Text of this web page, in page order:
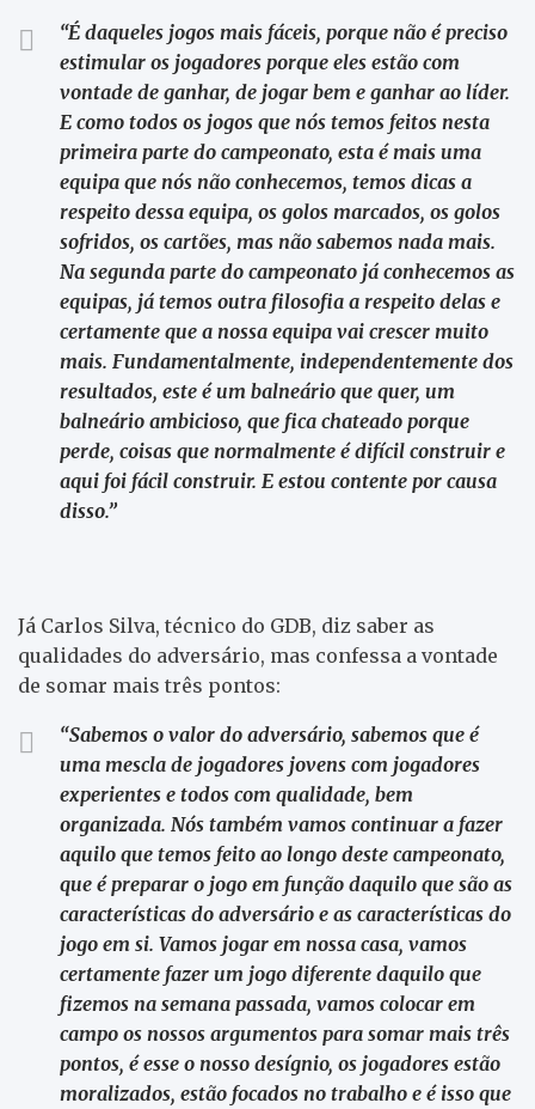
“É daqueles jogos mais fáceis, porque não é preciso
estimular os jogadores porque eles estão com
vontade de ganhar, de jogar bem e ganhar ao líder.
E como todos os jogos que nós temos feitos nesta
primeira parte do campeonato, esta é mais uma
equipa que nós não conhecemos, temos dicas a
respeito dessa equipa, os golos marcados, os golos
sofridos, os cartões, mas não sabemos nada mais.
Na segunda parte do campeonato já conhecemos as
equipas, já temos outra filosofia a respeito delas e
certamente que a nossa equipa vai crescer muito
mais. Fundamentalmente, independentemente dos
resultados, este é um balneário que quer, um
balneário ambicioso, que fica chateado porque
perde, coisas que normalmente é difícil construir e
aqui foi fácil construir. E estou contente por causa
disso.”
Já Carlos Silva, técnico do GDB, diz saber as
qualidades do adversário, mas confessa a vontade
de somar mais três pontos:
“Sabemos o valor do adversário, sabemos que é
uma mescla de jogadores jovens com jogadores
experientes e todos com qualidade, bem
organizada. Nós também vamos continuar a fazer
aquilo que temos feito ao longo deste campeonato,
que é preparar o jogo em função daquilo que são as
características do adversário e as características do
jogo em si. Vamos jogar em nossa casa, vamos
certamente fazer um jogo diferente daquilo que
fizemos na semana passada, vamos colocar em
campo os nossos argumentos para somar mais três
pontos, é esse o nosso desígnio, os jogadores estão
moralizados, estão focados no trabalho e é isso que